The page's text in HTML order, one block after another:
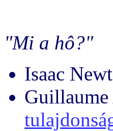
"Mi a hô?"
Isaac